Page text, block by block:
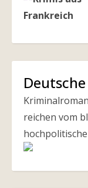
reichen vom